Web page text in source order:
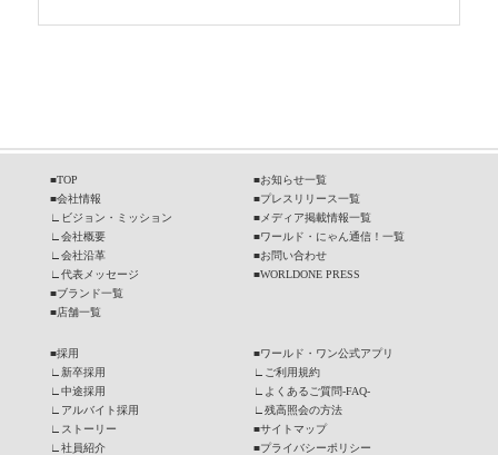
■TOP
■会社情報
∟
ビジョン・ミッション
∟ 会社概要
∟ 会社沿革
∟ 代表メッセージ
■ブランド一覧
■店舗一覧
■お知らせ一覧
■プレスリリース一覧
■メディア掲載情報一覧
■ワールド・にゃん通信！一覧
■お問い合わせ
■WORLDONE PRESS
■採用
∟ 新卒採用
∟ 中途採用
∟
アルバイト採用
∟
ストーリー
∟ 社員紹介
■ワールド・ワン公式アプリ
∟
ご利用規約
∟
よくあるご質問-FAQ-
∟ 残高照会の方法
■サイトマップ
■プライバシーポリシー